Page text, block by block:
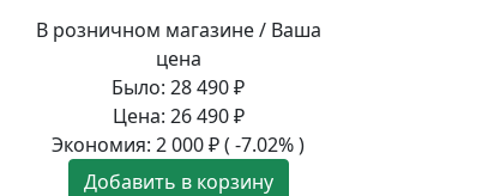
В розничном магазине / Ваша
цена
Было: 28 490₽
Цена: 26 490 ₽
Экономия: 2 000₽( -7.02% )
Добавить в корзину